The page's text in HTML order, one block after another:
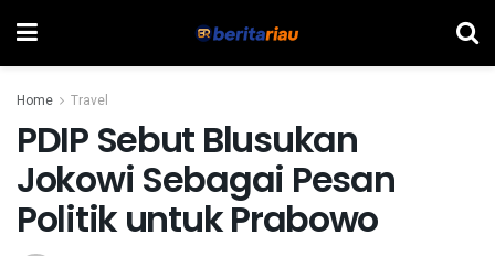
Home Travel
PDIP Sebut Blusukan
Jokowi Sebagai Pesan
Politik untuk Prabowo